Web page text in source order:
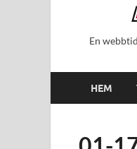
En
HEM